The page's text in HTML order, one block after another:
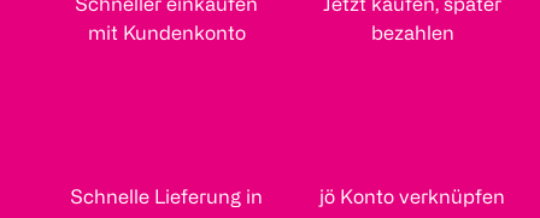
mit Kundenkonto
bezahlen
Schnelle Lieferung in
jö Konto verknüpfen